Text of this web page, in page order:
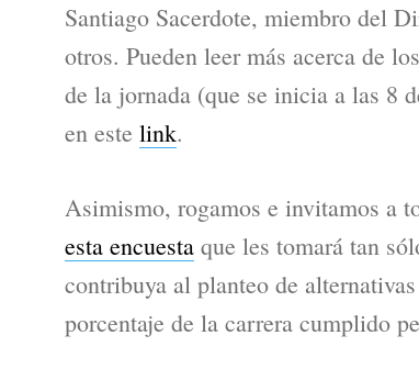
Santiago Sacerdote, miembro del
otros. Pueden leer más acerca de
de la jornada (que se inicia a las 8
en este link.
Asimismo, rogamos e invitamos a
esta encuesta que les tomará tan
contribuya al planteo de
porcentaje de la carrera cumplido